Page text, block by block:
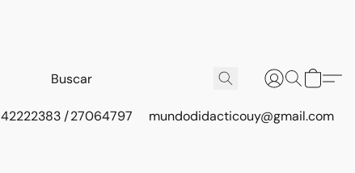
42222383 / 27064797 mundodidacticouy@gmail.com